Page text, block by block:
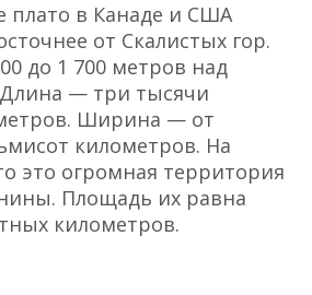
плато в Канаде и США
от Скалистых гор.
до 1 700 метров над
— три тысячи
Ширина — от
километров. На
это огромная территория
Площадь их равна
километров.